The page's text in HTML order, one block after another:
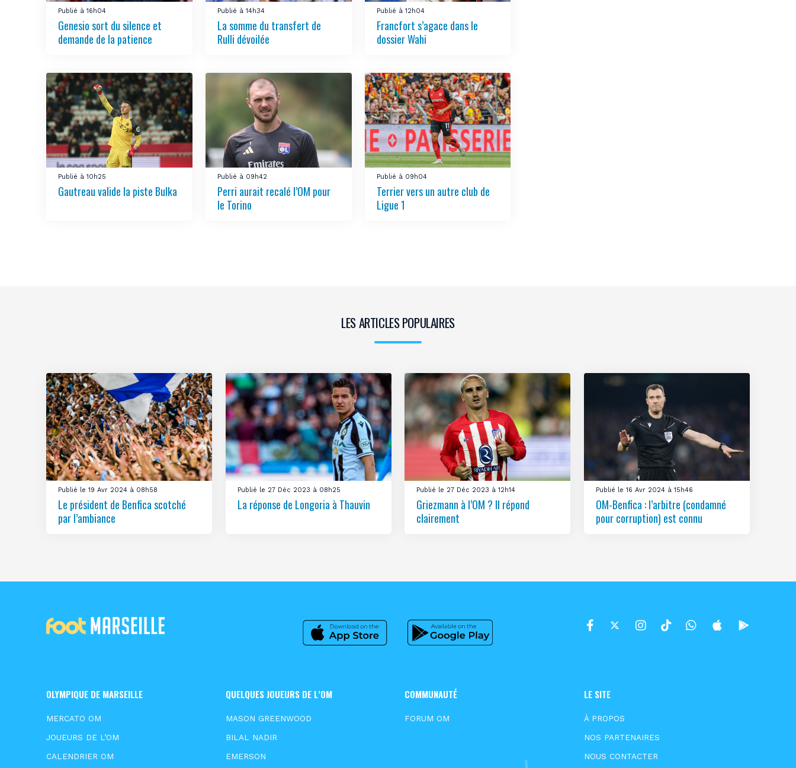
Publié à 16h04
Genesio sort du silence et
demande de la patience
Publié à 14h34
La somme du transfert de
Rulli dévoilée
Publié à 12h04
Francfort s’agace dans le
dossier Wahi
Publié à 10h25
Gautreau valide la piste Bulka
Publié à 09h42
Perri aurait recalé l’OM pour
le Torino
Publié à 09h04
Terrier vers un autre club de
Ligue 1
LES ARTICLES POPULAIRES
Publié le 19 Avr 2024 à 08h58
Le président de Benfica scotché
par l’ambiance
Publié le 27 Déc 2023 à 08h25
La réponse de Longoria à Thauvin
Publié le 27 Déc 2023 à 12h14
Griezmann à l’OM ? Il répond
clairement
Publié le 16 Avr 2024 à 15h46
OM-Benfica : l’arbitre (condamné
pour corruption) est connu
OLYMPIQUE DE MARSEILLE
MERCATO OM
JOUEURS DE L’OM
CALENDRIER OM
QUELQUES JOUEURS DE L’OM
MASON GREENWOOD
BILAL NADIR
EMERSON
COMMUNAUTÉ
FORUM OM
LE SITE
À PROPOS
NOS PARTENAIRES
NOUS CONTACTER